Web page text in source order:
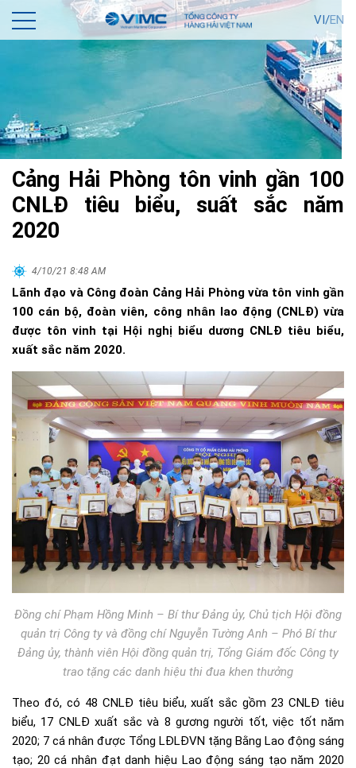
VI/EN
Cảng Hải Phòng tôn vinh gần 100
CNLĐ tiêu biểu, suất sắc năm
2020
4/10/21 8:48 AM
Lãnh đạo và Công đoàn Cảng Hải Phòng vừa tôn vinh gần
100 cán bộ, đoàn viên, công nhân lao động (CNLĐ) vừa
được tôn vinh tại Hội nghị biểu dương CNLĐ tiêu biểu,
xuất sắc năm 2020.
Đồng chí Phạm Hồng Minh – Bí thư Đảng ủy, Chủ tịch Hội đồng
quản trị Công ty và đồng chí Nguyễn Tường Anh – Phó Bí thư
Đảng ủy, thành viên Hội đồng quản trị, Tổng Giám đốc Công ty
trao tặng các danh hiệu thi đua khen thưởng
Theo đó, có 48 CNLĐ tiêu biểu, xuất sắc gồm 23 CNLĐ tiêu
biểu, 17 CNLĐ xuất sắc và 8 gương người tốt, việc tốt năm
2020; 7 cá nhân được Tổng LĐLĐVN tặng Bằng Lao động sáng
tạo; 20 cá nhân đạt danh hiệu Lao động sáng tạo năm 2020